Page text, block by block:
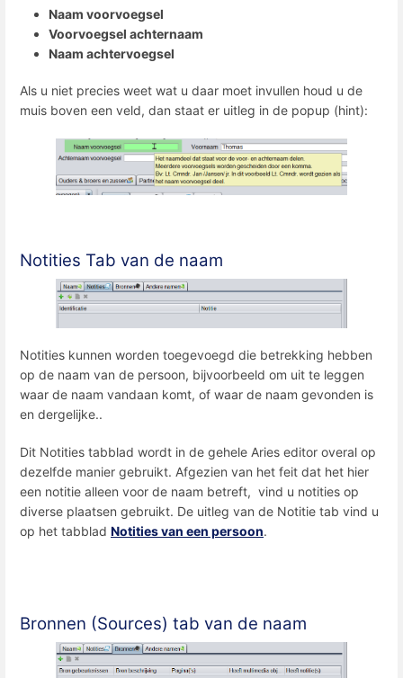
Naam voorvoegsel
Voorvoegsel achternaam
Naam achtervoegsel
Als u niet precies weet wat u daar moet invullen houd u de
muis boven een veld, dan staat er uitleg in de popup (hint):
Notities Tab van de naam
Notities kunnen worden toegevoegd die betrekking hebben
op de naam van de persoon, bijvoorbeeld om uit te leggen
waar de naam vandaan komt, of waar de naam gevonden is
en dergelijke..
Dit Notities tabblad wordt in de gehele Aries editor overal op
dezelfde manier gebruikt. Afgezien van het feit dat het hier
een notitie alleen voor de naam betreft, vind u notities op
diverse plaatsen gebruikt. De uitleg van de Notitie tab vind u
op het tabblad Notities van een persoon.
Bronnen (Sources) tab van de naam